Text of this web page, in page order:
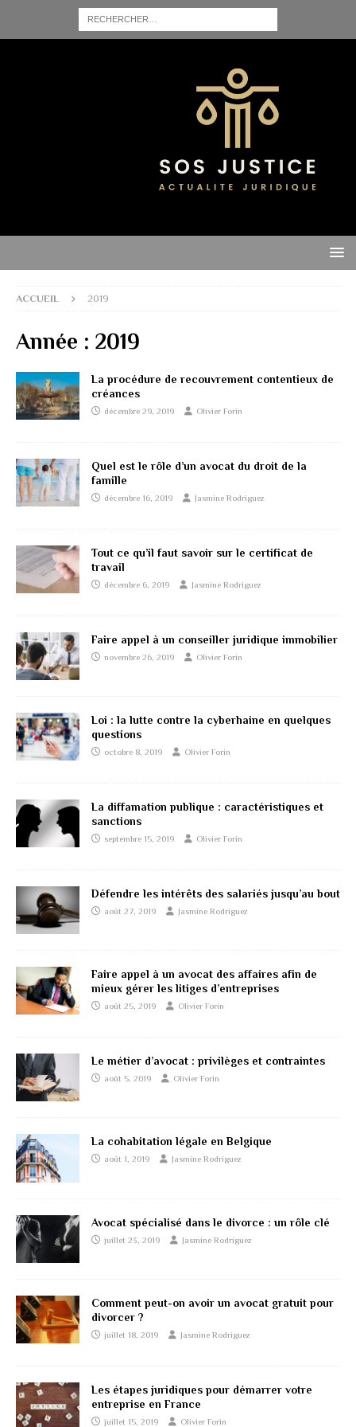
ACCUEIL 2019
Année : 2019
La procédure de recouvrement contentieux de
créances
décembre 29, 2019 Olivier Forin
Quel est le rôle d’un avocat du droit de la
famille
décembre 16, 2019 Jasmine Rodriguez
Tout ce qu’il faut savoir sur le certificat de
travail
décembre 6, 2019 Jasmine Rodriguez
Faire appel à un conseiller juridique immobilier
novembre 26, 2019 Olivier Forin
Loi : la lutte contre la cyberhaine en quelques
questions
octobre 8, 2019 Olivier Forin
La diffamation publique : caractéristiques et
sanctions
septembre 15, 2019 Olivier Forin
Défendre les intérêts des salariés jusqu’au bout
août 27, 2019 Jasmine Rodriguez
Faire appel à un avocat des affaires afin de
mieux gérer les litiges d’entreprises
août 25, 2019 Olivier Forin
Le métier d’avocat : privilèges et contraintes
août 5, 2019 Olivier Forin
La cohabitation légale en Belgique
août 1, 2019 Jasmine Rodriguez
Avocat spécialisé dans le divorce : un rôle clé
juillet 23, 2019 Jasmine Rodriguez
Comment peut-on avoir un avocat gratuit pour
divorcer ?
juillet 18, 2019 Jasmine Rodriguez
Les étapes juridiques pour démarrer votre
entreprise en France
juillet 15, 2019 Olivier Forin